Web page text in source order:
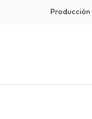
Producción